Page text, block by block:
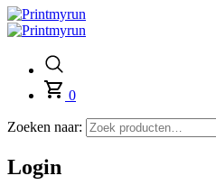
0
Zoeken naar:
Login